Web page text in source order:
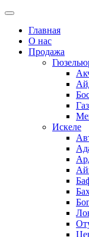
Главная
О нас
Продажа
Искеле